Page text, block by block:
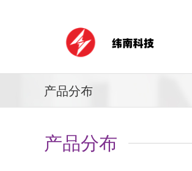
产品分布
产品分布